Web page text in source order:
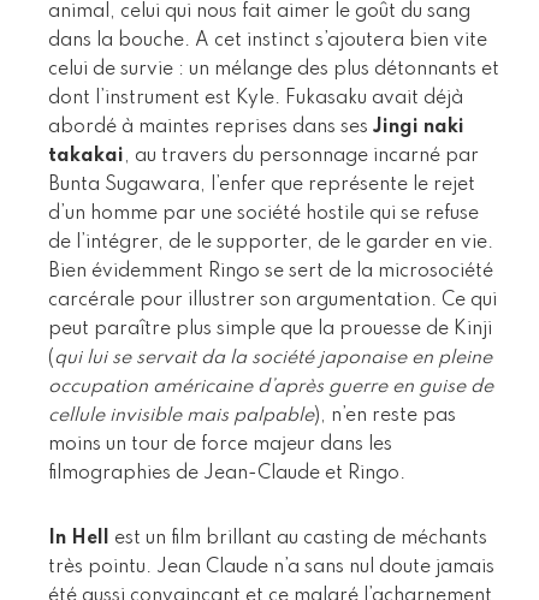
animal, celui qui nous fait aimer le goût du sang
dans la bouche. A cet instinct s’ajoutera bien vite
celui de survie : un mélange des plus détonnants et
dont l’instrument est Kyle. Fukasaku avait déjà
abordé à maintes reprises dans ses Jingi naki
takakai, au travers du personnage incarné par
Bunta Sugawara, l’enfer que représente le rejet
d’un homme par une société hostile qui se refuse
de l’intégrer, de le supporter, de le garder en vie.
Bien évidemment Ringo se sert de la microsociété
carcérale pour illustrer son argumentation. Ce qui
peut paraître plus simple que la prouesse de Kinji
(qui lui se servait da la société japonaise en pleine
occupation américaine d’après guerre en guise de
cellule invisible mais palpable), n’en reste pas
moins un tour de force majeur dans les
filmographies de Jean-Claude et Ringo.
In Hell
est un film brillant au casting de méchants
très pointu. Jean Claude n’a sans nul doute jamais